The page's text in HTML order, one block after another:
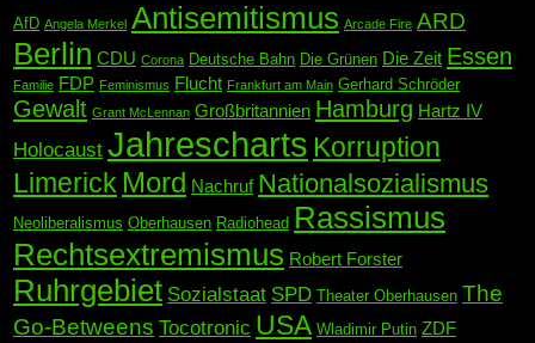
AfD Angela Merkel Antisemitismus Arcade Fire ARD
Berlin CDU Corona Deutsche Bahn Die Grünen Die Zeit Essen
Familie FDP Feminismus Flucht Frankfurt am Main Gerhard Schröder
Gewalt Grant McLennan Großbritannien Hamburg Hartz IV
Holocaust Jahrescharts Korruption
Limerick Mord Nachruf Nationalsozialismus
Neoliberalismus Oberhausen Radiohead Rassismus
Rechtsextremismus Robert Forster
Ruhrgebiet Sozialstaat SPD Theater Oberhausen The
Go-Betweens Tocotronic USA Wladimir Putin ZDF